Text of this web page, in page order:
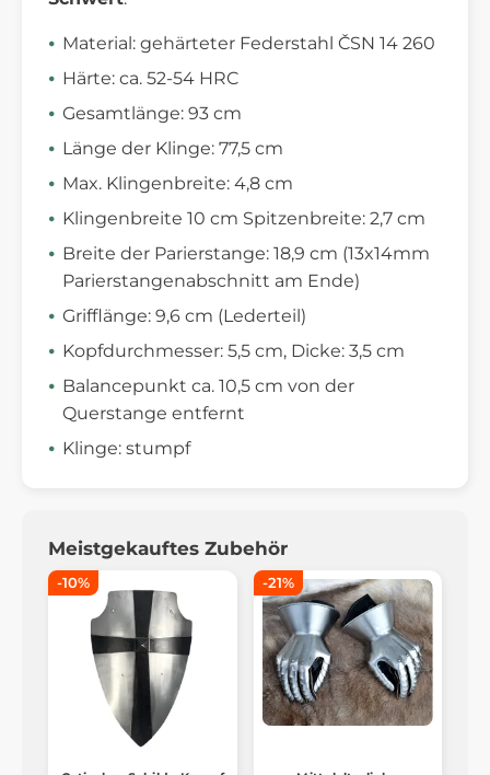
Material: gehärteter Federstahl ČSN 14 260
Härte: ca. 52-54 HRC
Gesamtlänge: 93 cm
Länge der Klinge: 77,5 cm
Max. Klingenbreite: 4,8 cm
Klingenbreite 10 cm Spitzenbreite: 2,7 cm
Breite der Parierstange: 18,9 cm (13x14mm
Parierstangenabschnitt am Ende)
Grifflänge: 9,6 cm (Lederteil)
Kopfdurchmesser: 5,5 cm, Dicke: 3,5 cm
Balancepunkt ca. 10,5 cm von der
Querstange entfernt
Klinge: stumpf
Meistgekauftes Zubehör
-10% -21%